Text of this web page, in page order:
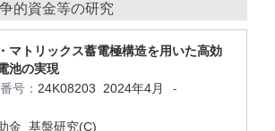
的資金等の研究
マトリックス蓄電極構造を用いた高効
池の実現
号： 24K08203 2024年4月 -
金 基盤研究(C)